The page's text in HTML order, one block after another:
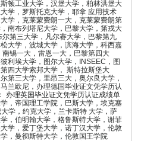
顿工业大学，汉堡大学，柏林洪堡大
学，罗斯托克大学，耶拿 应用技术
学，克莱蒙费朗一大，克莱蒙费朗第
南布列塔尼大学，巴黎大学，第戎大
第三大学，凡尔赛大学，巴黎第九
大学，波城大学，滨海大学，科西嘉
锡一大，雷恩一大，巴黎第四大
利埃大学，图尔大学，INSEEC，图
四大学索邦大学， 斯特拉斯堡大
第三大学，里昂三大，奥尔良大学，
兰欧尼，办理德国毕业证文凭学历认
办理英国毕业证文凭学历认证成绩单
，帝国理工学院，巴斯大学，埃克塞
学，约克大学，兰卡斯特 大学，萨
，伯明翰大学，格鲁斯特大学，谢菲
学，爱丁堡大学，诺丁汉大学，伦敦
，曼彻斯特大学，伦敦国王学院